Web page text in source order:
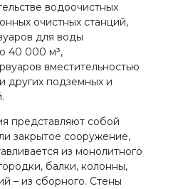
водоочистных
очистных станций,
для воды
40 000 м³,
вместительностью
других подземных и
представляют собой
закрытое сооружение,
из монолитного
балки, колонны,
– из сборного. Стены